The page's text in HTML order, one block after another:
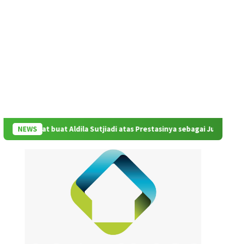
NEWSbuat Aldila Sutjiadi atas Prestasinya sebagai Juara WTA